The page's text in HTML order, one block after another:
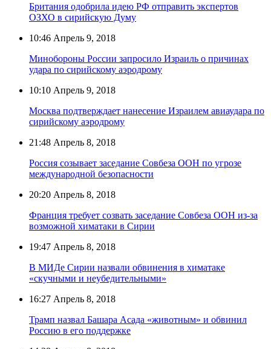
Британия одобрила идею РФ отправить экспертов
ОЗХО в сирийскую Думу
10:46 Апрель 9, 2018
Минобороны России запросило Израиль о причинах
удара по сирийскому аэродрому
10:10 Апрель 9, 2018
Москва подтверждает нанесение Израилем авиаудара по
сирийскому аэродрому
21:48 Апрель 8, 2018
Россия созывает заседание Совбеза ООН по угрозе
международной безопасности
20:20 Апрель 8, 2018
Франция требует созвать заседание Совбеза ООН из-за
возможной химатаки в Сирии
19:47 Апрель 8, 2018
В МИДе Сирии назвали обвинения в химатаке
«скучными и неубедительными»
16:27 Апрель 8, 2018
Трамп назвал Башара Асада «животным» и обвинил
Россию в его поддержке